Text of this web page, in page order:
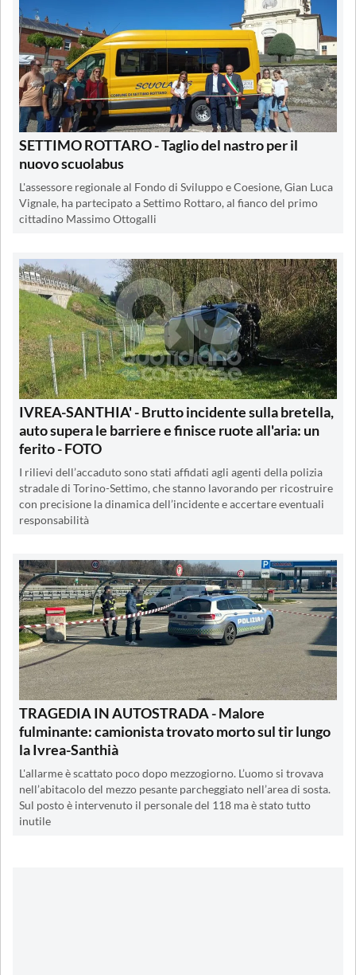
SETTIMO ROTTARO - Taglio del nastro per il
nuovo scuolabus
L'assessore regionale al Fondo di Sviluppo e Coesione, Gian Luca
Vignale, ha partecipato a Settimo Rottaro, al fianco del primo
cittadino Massimo Ottogalli
IVREA-SANTHIA' - Brutto incidente sulla bretella,
auto supera le barriere e finisce ruote all'aria: un
ferito - FOTO
I rilievi dell’accaduto sono stati affidati agli agenti della polizia
stradale di Torino-Settimo, che stanno lavorando per ricostruire
con precisione la dinamica dell’incidente e accertare eventuali
responsabilità
TRAGEDIA IN AUTOSTRADA - Malore
fulminante: camionista trovato morto sul tir lungo
la Ivrea-Santhià
L'allarme è scattato poco dopo mezzogiorno. L’uomo si trovava
nell’abitacolo del mezzo pesante parcheggiato nell’area di sosta.
Sul posto è intervenuto il personale del 118 ma è stato tutto
inutile